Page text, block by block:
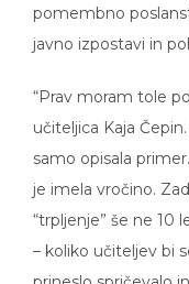
pomembno
javno izpostavi in
“Prav moram tole
učiteljica Kaja
samo opisala
je imela vročino.
“trpljenje” še ne 10
– koliko učiteljev bi